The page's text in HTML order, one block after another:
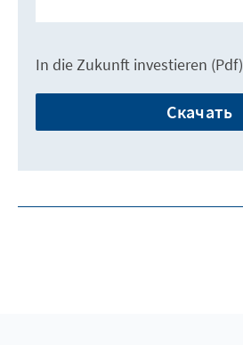
In die Zukunft investieren (Pdf)
Скачать